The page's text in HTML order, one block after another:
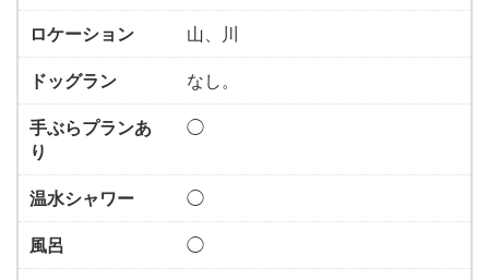
ロケーション
山、川
ドッグラン
なし。
手ぶらプランあ
り
◯
温水シャワー
◯
風呂
◯